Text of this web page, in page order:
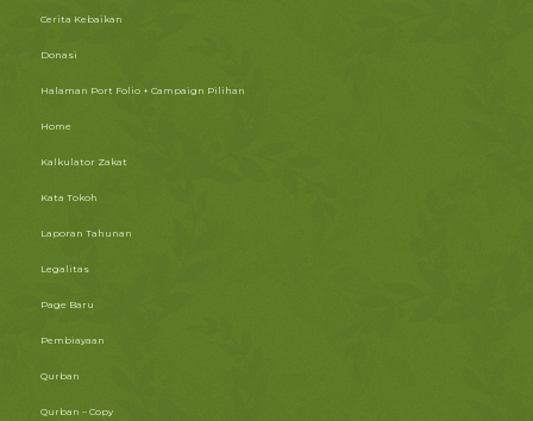
Cerita Kebaikan
Donasi
Halaman Port Folio + Campaign Pilihan
Home
Kalkulator Zakat
Kata Tokoh
Laporan Tahunan
Legalitas
Page Baru
Pembiayaan
Qurban
Qurban – Copy